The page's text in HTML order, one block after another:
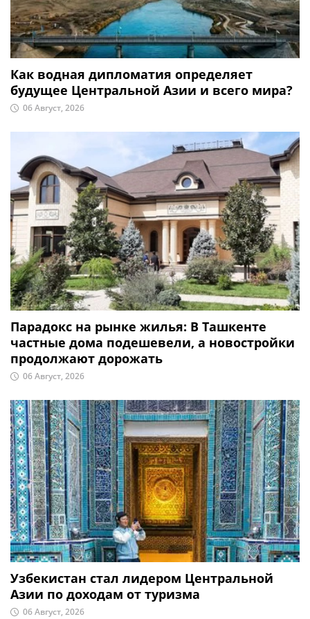
Как водная дипломатия определяет
будущее Центральной Азии и всего мира?
06 Август, 2026
Парадокс на рынке жилья: В Ташкенте
частные дома подешевели, а новостройки
продолжают дорожать
06 Август, 2026
Узбекистан стал лидером Центральной
Азии по доходам от туризма
06 Август, 2026